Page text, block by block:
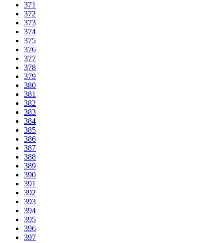
371
372
373
374
375
376
377
378
379
380
381
382
383
384
385
386
387
388
389
390
391
392
393
394
395
396
397